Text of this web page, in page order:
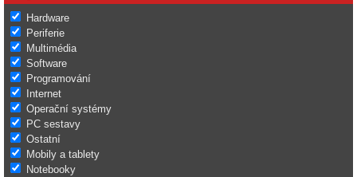
Hardware
Periferie
Multimédia
Software
Programování
Internet
Operační systémy
PC sestavy
Ostatní
Mobily a tablety
Notebooky